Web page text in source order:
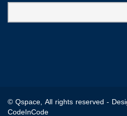
© Qspace, All rights reserved -
CodeInCode